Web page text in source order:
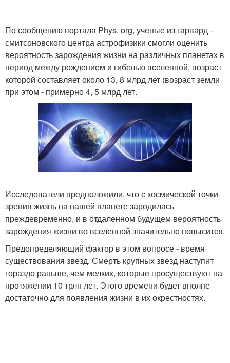
По сообщению портала Phys. org, ученые из гарвард -
смитсоновского центра астрофизики смогли оценить
вероятность зарождения жизни на различных планетах в
период между рождением и гибелью вселенной, возраст
которой составляет около 13, 8 млрд лет (возраст земли
при этом - примерно 4, 5 млрд лет.
Исследователи предположили, что с космической точки
зрения жизнь на нашей планете зародилась
преждевременно, и в отдаленном будущем вероятность
зарождения жизни во вселенной значительно повысится.
Предопределяющий фактор в этом вопросе - время
существования звезд. Смерть крупных звезд наступит
гораздо раньше, чем мелких, которые просуществуют на
протяжении 10 трлн лет. Этого времени будет вполне
достаточно для появления жизни в их окрестностях.